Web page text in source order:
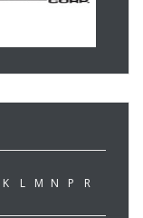
K L M N P
R